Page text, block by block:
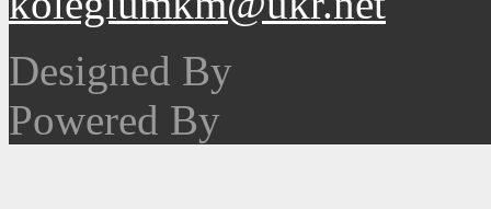
Designed By
Powered By